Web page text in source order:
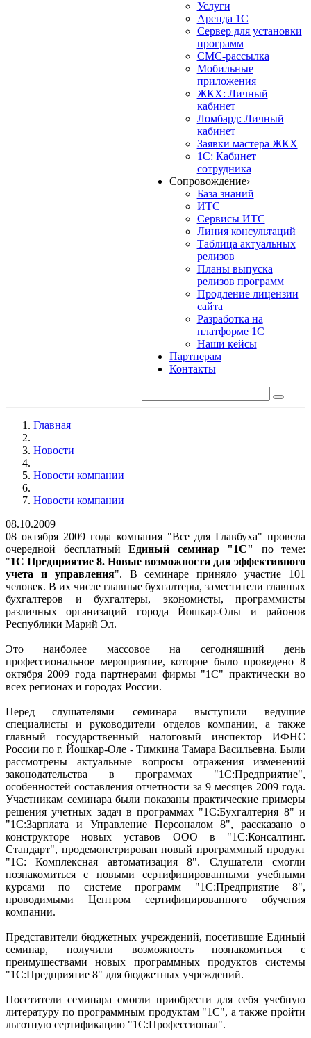
Услуги
Аренда 1С
Сервер для установки
программ
СМС-рассылка
Мобильные
приложения
ЖКХ: Личный
кабинет
Ломбард: Личный
кабинет
Заявки мастера ЖКХ
1С: Кабинет
сотрудника
Сопровождение›
База знаний
ИТС
Сервисы ИТС
Линия консультаций
Таблица актуальных
релизов
Планы выпуска
релизов программ
Продление лицензии
сайта
Разработка на
платформе 1С
Наши кейсы
Партнерам
Контакты
Главная
Новости
Новости компании
Новости компании
08.10.2009
08 октября 2009 года компания "Все для Главбуха" провела
очередной бесплатный Единый семинар "1С"
по теме:
"1С Предприятие 8. Новые возможности для эффективного
учета и управления". В семинаре приняло участие 101
человек. В их числе главные бухгалтеры, заместители главных
бухгалтеров и бухгалтеры, экономисты, программисты
различных организаций города Йошкар-Олы и районов
Республики Марий Эл.
Это наиболее массовое на сегодняшний день
профессиональное мероприятие, которое было проведено 8
октября 2009 года партнерами фирмы "1С" практически во
всех регионах и городах России.
Перед слушателями семинара выступили ведущие
специалисты и руководители отделов компании, а также
главный государственный налоговый инспектор ИФНС
России по г. Йошкар-Оле - Тимкина Тамара Васильевна. Были
рассмотрены актуальные вопросы отражения изменений
законодательства в программах "1С:Предприятие",
особенностей составления отчетности за 9 месяцев 2009 года.
Участникам семинара были показаны практические примеры
решения учетных задач в программах "1С:Бухгалтерия 8" и
"1С:Зарплата и Управление Персоналом 8", рассказано о
конструкторе новых уставов ООО в "1С:Консалтинг.
Стандарт", продемонстрирован новый программный продукт
"1С: Комплексная автоматизация 8". Слушатели смогли
познакомиться с новыми сертифицированными учебными
курсами по системе программ "1С:Предприятие 8",
проводимыми Центром сертифицированного обучения
компании.
Представители бюджетных учреждений, посетившие Единый
семинар, получили возможность познакомиться с
преимуществами новых программных продуктов системы
"1С:Предприятие 8" для бюджетных учреждений.
Посетители семинара смогли приобрести для себя учебную
литературу по программным продуктам "1С", а также пройти
льготную сертификацию "1С:Профессионал".